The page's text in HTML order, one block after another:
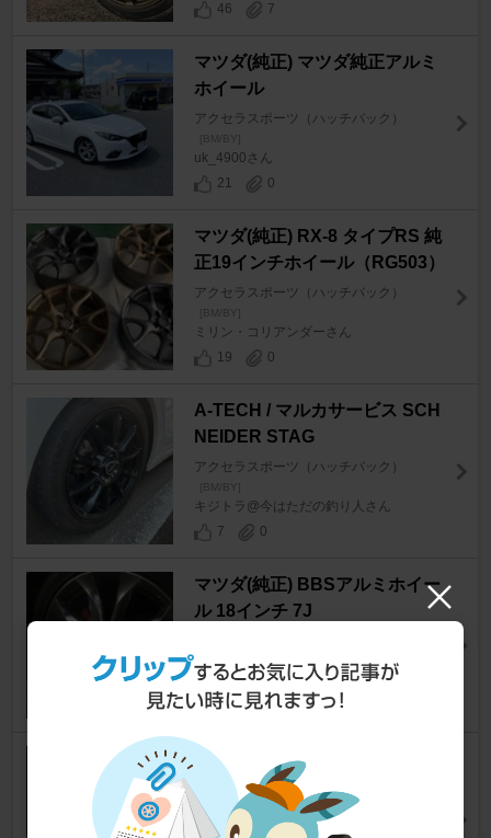
46
7
マツダ(純正) マツダ純正アルミ
ホイール
アクセラスポーツ（ハッチバック）
[BM/BY]
uk_4900さん
21
0
マツダ(純正) RX-8 タイプRS 純
正19インチホイール（RG503）
アクセラスポーツ（ハッチバック）
[BM/BY]
ミリン・コリアンダーさん
19
0
A-TECH / マルカサービス SCH
NEIDER STAG
アクセラスポーツ（ハッチバック）
[BM/BY]
キジトラ@今はただの釣り人さん
7
0
マツダ(純正) BBSアルミホイー
ル 18インチ 7J
[BM/BY]
たつ@N-ONEてんちょさん
20
0
TEIN FLEX Z
アクセラスポーツ（ハッチバック）
[BM/BY]
Kaidoさん